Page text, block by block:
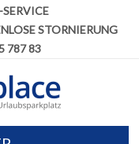
SERVICE
STORNIERUNG
787 83